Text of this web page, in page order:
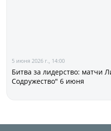
5 июня 2026 г., 14:00
Битва за лидерство: матчи
Содружество" 6 июня